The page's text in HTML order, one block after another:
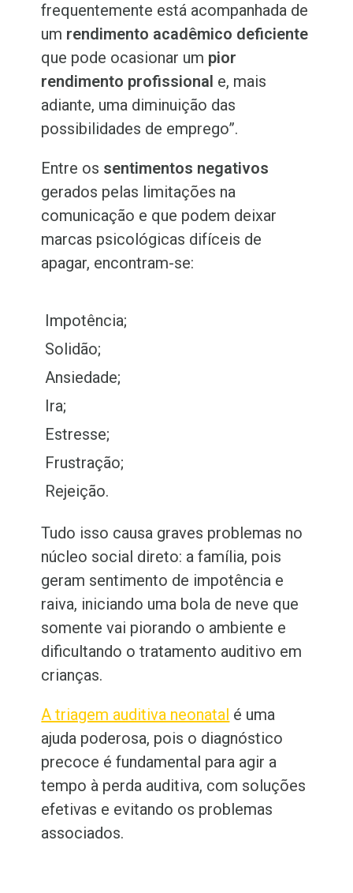
frequentemente está acompanhada de
um rendimento acadêmico deficiente
que pode ocasionar um pior
rendimento profissional e, mais
adiante, uma diminuição das
possibilidades de emprego”.
Entre os sentimentos negativos
gerados pelas limitações na
comunicação e que podem deixar
marcas psicológicas difíceis de
apagar, encontram-se:
Impotência;
Solidão;
Ansiedade;
Ira;
Estresse;
Frustração;
Rejeição.
Tudo isso causa graves problemas no
núcleo social direto: a família, pois
geram sentimento de impotência e
raiva, iniciando uma bola de neve que
somente vai piorando o ambiente e
dificultando o tratamento auditivo em
crianças.
A triagem auditiva neonatal é uma
ajuda poderosa, pois o diagnóstico
precoce é fundamental para agir a
tempo à perda auditiva, com soluções
efetivas e evitando os problemas
associados.